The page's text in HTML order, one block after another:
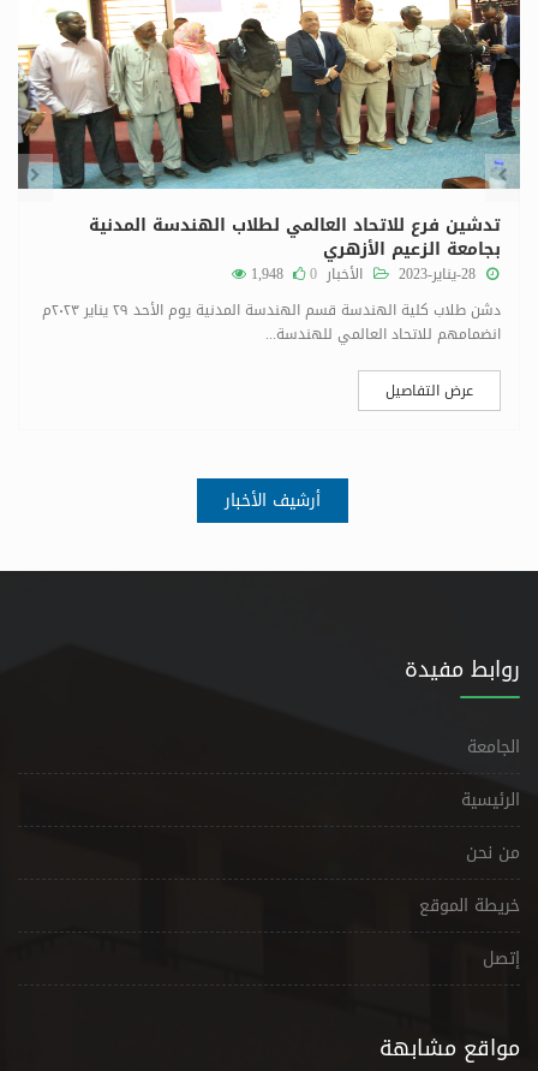
تدشين فرع للاتحاد العالمي لطلاب الهندسة المدنية
بجامعة الزعيم الأزهري
الأخبار 0
1,948
دشن طلاب كلية الهندسة قسم الهندسة المدنية يوم الأحد ٢٩ يناير ٢٠٢٣م
انضمامهم للاتحاد العالمي للهندسة...
عرض التفاصيل
أرشيف الأخبار
روابط مفيدة
الجامعة
الرئيسية
من نحن
خريطة الموقع
إتصل
مواقع مشابهة